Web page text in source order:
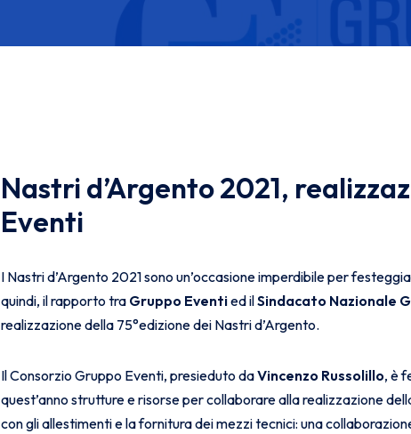
Nastri d’Argento 2021,
Eventi
I Nastri d’Argento 2021 sono un’occasione imperdibile per
quindi, il rapporto tra Gruppo Eventied ilSindacato Nazionale
realizzazione della 75°edizione dei Nastri d’Argento.
Il Consorzio Gruppo Eventi, presieduto daVincenzo Russolillo, è
quest’anno strutture e risorse per collaborare alla realizzazione
con gli allestimenti e la fornitura dei mezzi tecnici: una